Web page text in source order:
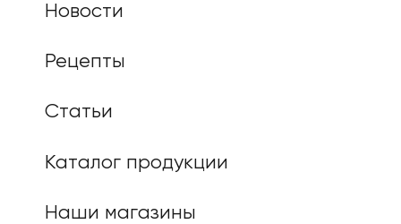
Новости
Рецепты
Статьи
Каталог продукции
Наши магазины